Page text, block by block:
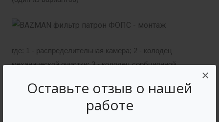
Оставьте отзыв о нашей
работе
×
где: 1 - распределительная камера; 2 - колодец
механической очистки; 3 - колодец сорбционной
4 - колодец сорбционной очистки II (тяжелые